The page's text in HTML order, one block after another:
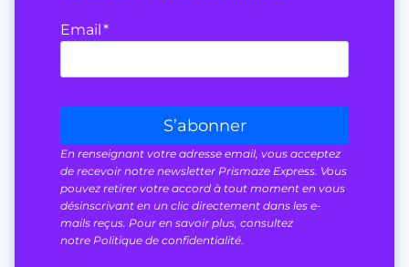
Email *
S’abonner
En renseignant votre adresse email, vous acceptez
de recevoir notre newsletter Prismaze Express. Vous
pouvez retirer votre accord à tout moment en vous
désinscrivant en un clic directement dans les e-
mails reçus. Pour en savoir plus, consultez
notre Politique de confidentialité.